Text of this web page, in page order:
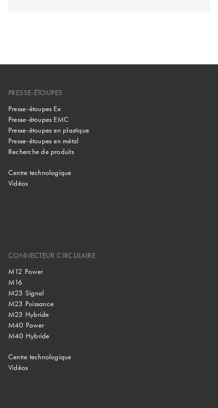
PRESSE-ÉTOUPES
Presse-étoupes Ex
Presse-étoupes EMC
Presse-étoupes en plastique
Presse-étoupes en métal
Recherche de produits
Centre technologique
Vidéos
CONNECTEUR CIRCULAIRE
M12 Power
M16
M23 Signal
M23 Puissance
M23 Hybride
M40 Power
M40 Hybride
Centre technologique
Vidéos